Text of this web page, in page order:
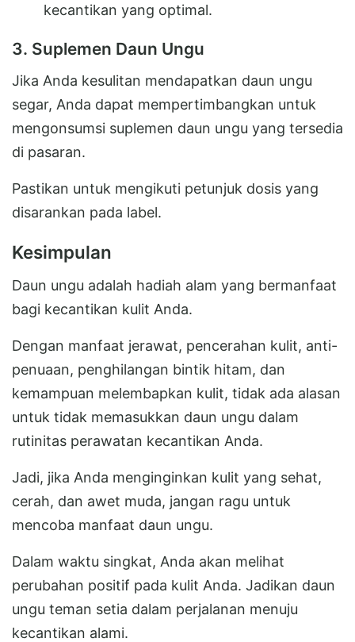
kecantikan yang optimal.
3. Suplemen Daun Ungu
Jika Anda kesulitan mendapatkan daun ungu
segar, Anda dapat mempertimbangkan untuk
mengonsumsi suplemen daun ungu yang tersedia
di pasaran.
Pastikan untuk mengikuti petunjuk dosis yang
disarankan pada label.
Kesimpulan
Daun ungu adalah hadiah alam yang bermanfaat
bagi kecantikan kulit Anda.
Dengan manfaat jerawat, pencerahan kulit, anti-
penuaan, penghilangan bintik hitam, dan
kemampuan melembapkan kulit, tidak ada alasan
untuk tidak memasukkan daun ungu dalam
rutinitas perawatan kecantikan Anda.
Jadi, jika Anda menginginkan kulit yang sehat,
cerah, dan awet muda, jangan ragu untuk
mencoba manfaat daun ungu.
Dalam waktu singkat, Anda akan melihat
perubahan positif pada kulit Anda. Jadikan daun
ungu teman setia dalam perjalanan menuju
kecantikan alami.